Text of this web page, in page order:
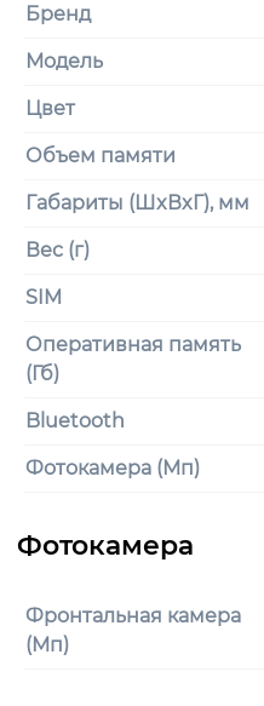
Бренд
Модель
Цвет
Объем памяти
Габариты (ШxВxГ), мм
Вес (г)
SIM
Оперативная память
(Гб)
Bluetooth
Фотокамера (Мп)
Фронтальная камера
(Мп)